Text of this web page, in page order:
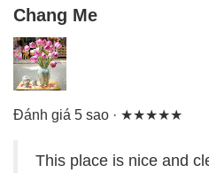
Chang Me
Đánh giá 5 sao · ★★★★★
This place is nice and